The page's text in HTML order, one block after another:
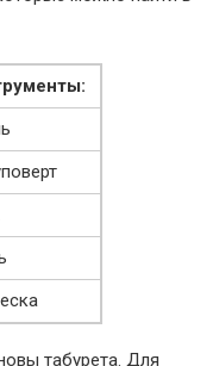
табурета. Для